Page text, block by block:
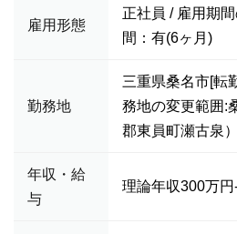
雇用形態
正社員 / 雇用期
間：有(6ヶ月)
勤務地
三重県桑名市[
務地の変更範囲:
郡東員町瀬古泉
年収・給
与
理論年収300万円